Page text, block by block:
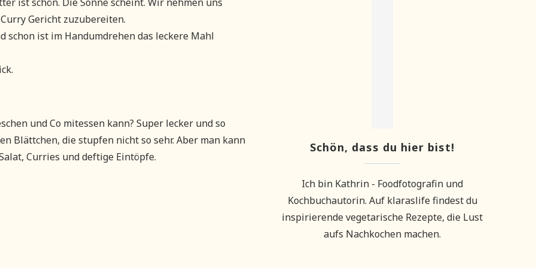
Gericht zuzubereiten.
ist im Handumdrehen das leckere Mahl
und Co mitessen kann? Super lecker und so
Blättchen, die stupfen nicht so sehr. Aber man kann
Curries und deftige Eintöpfe.
Schön, dass du hier bist!
Ich bin Kathrin - Foodfotografin und
Kochbuchautorin. Auf klaraslife findest du
inspirierende vegetarische Rezepte, die Lust
aufs Nachkochen machen.